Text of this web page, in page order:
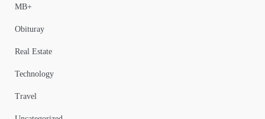
MB+
Obituray
Real Estate
Technology
Travel